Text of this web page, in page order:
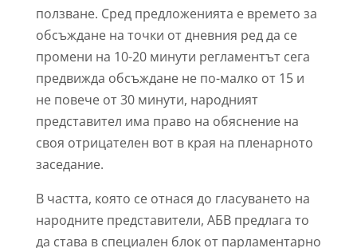
ползване. Сред предложенията е времето за
обсъждане на точки от дневния ред да се
промени на 10-20 минути регламентът сега
предвижда обсъждане не по-малко от 15 и
не повече от 30 минути, народният
представител има право на обяснение на
своя отрицателен вот в края на пленарното
заседание.
В частта, която се отнася до гласуването на
народните представители, АБВ предлага то
да става в специален блок от парламентарно